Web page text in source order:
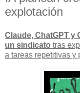
explotación
Claude, ChatGPT y
un sindicato tras
a tareas repetitivas y